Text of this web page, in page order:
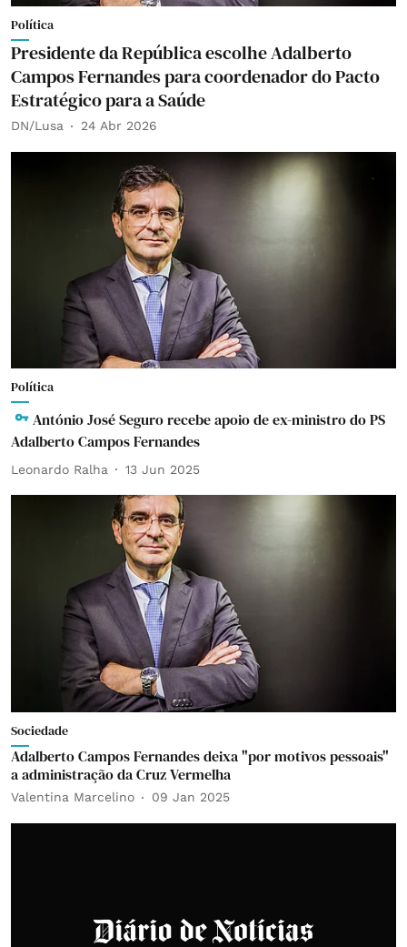
Política
Presidente da República escolhe Adalberto
Campos Fernandes para coordenador do Pacto
Estratégico para a Saúde
DN/Lusa 24 Abr 2026
Política
António José Seguro recebe apoio de ex-ministro do PS
Adalberto Campos Fernandes
Leonardo Ralha 13 Jun 2025
Sociedade
Adalberto Campos Fernandes deixa "por motivos pessoais"
a administração da Cruz Vermelha
Valentina Marcelino 09 Jan 2025